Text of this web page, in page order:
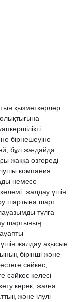
қызметкерлер
бірнешеуіне
бұл жағдайда
жаққа өзгереді
компания
немесе
жалдау үшін
шартына шарт
тұлға
шартының
жалдау ақысын
бірінші және
сәйкес,
сәйкес келесі
керек, жалға
және ілулі